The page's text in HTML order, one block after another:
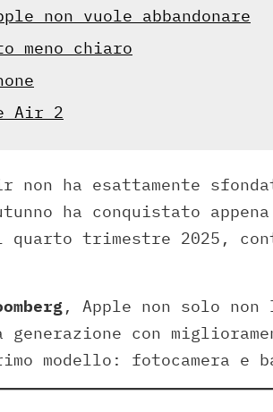
non vuole abbandonare
meno chiaro
Air 2
non ha esattamente
ha conquistato
quarto trimestre 2025,
, Apple non solo non
generazione con
modello: fotocamera e